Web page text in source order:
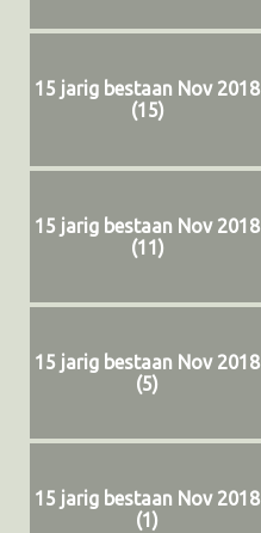
15 jarig bestaan Nov 2018
(15)
15 jarig bestaan Nov 2018
(11)
15 jarig bestaan Nov 2018
(5)
15 jarig bestaan Nov 2018
(1)